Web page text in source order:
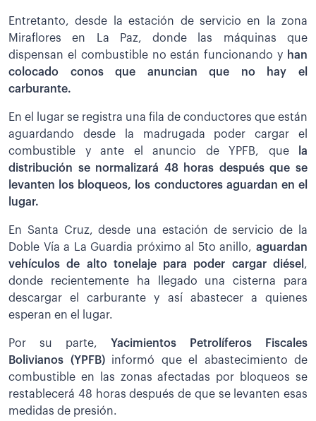
Entretanto, desde la estación de servicio en la zona
Miraflores en La Paz, donde las máquinas que
dispensan el combustible no están funcionando y han
colocado conos que anuncian que no hay el
carburante.
En el lugar se registra una fila de conductores que están
aguardando desde la madrugada poder cargar el
combustible y ante el anuncio de YPFB, quela
distribución se normalizará 48 horas después que se
levanten los bloqueos, los conductores aguardan en el
lugar.
En Santa Cruz, desde una estación de servicio de la
Doble Vía a La Guardia próximo al 5to anillo, aguardan
vehículos de alto tonelaje para poder cargar diésel ,
donde recientemente ha llegado una cisterna para
descargar el carburante y así abastecer a quienes
esperan en el lugar.
Por su parte, Yacimientos Petrolíferos Fiscales
Bolivianos (YPFB)informó que el abastecimiento de
combustible en las zonas afectadas por bloqueos se
restablecerá 48 horas después de que se levanten esas
medidas de presión.